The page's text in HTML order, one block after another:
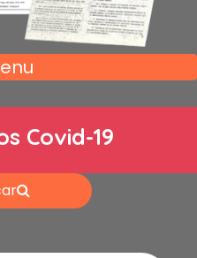
Covid-19